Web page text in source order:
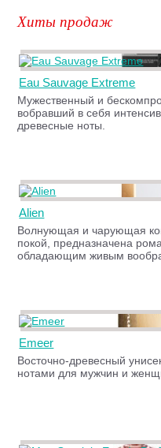
Хиты продаж
Eau Sauvage Extreme
Мужественный и
вобравший в себя
древесные ноты.
Alien
Волнующая и чарующая
покой, предназначена
обладающим живым
Emeer
Восточно-древесный
нотами для мужчин и